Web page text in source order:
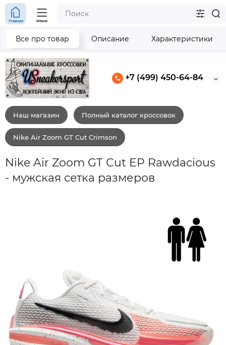
+7 (499) 450-64-84
Главная Меню
Наш магазин Полный каталог кроссовок
Nike Air Zoom GT Cut Crimson
Nike Air Zoom GT Cut EP Rawdacious
- мужская сетка размеров
Все про товар Описание Характеристики